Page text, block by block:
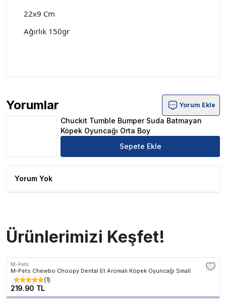
22x9 Cm
Ağırlık 150gr
Yorumlar
Chuckit Tumble Bumper Suda Batmayan Köpek
Yorum Ekle
Chuckit Tumble Bumper Suda Batmayan
Köpek Oyuncağı Orta Boy
Sepete Ekle
Yorum Yok
Ürünlerimizi Keşfet!
M-Pets
M-Pets Chewbo Choopy Dental Et Aromalı Köpek Oyuncağı Small
(1)
219.90 TL